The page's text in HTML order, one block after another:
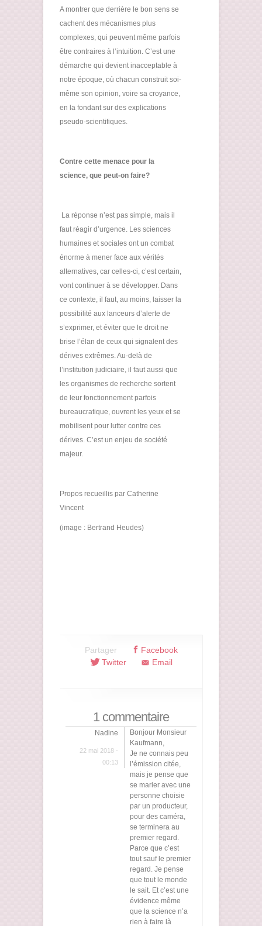
A montrer que derrière le bon sens se
cachent des mécanismes plus
complexes, qui peuvent même parfois
être contraires à l’intuition. C’est une
démarche qui devient inacceptable à
notre époque, où chacun construit soi-
même son opinion, voire sa croyance,
en la fondant sur des explications
pseudo-scientifiques.
Contre cette menace pour la
science, que peut-on faire?
La réponse n’est pas simple, mais il
faut réagir d’urgence. Les sciences
humaines et sociales ont un combat
énorme à mener face aux vérités
alternatives, car celles-ci, c’est certain,
vont continuer à se développer. Dans
ce contexte, il faut, au moins, laisser la
possibilité aux lanceurs d’alerte de
s’exprimer, et éviter que le droit ne
brise l’élan de ceux qui signalent des
dérives extrêmes. Au-delà de
l’institution judiciaire, il faut aussi que
les organismes de recherche sortent
de leur fonctionnement parfois
bureaucratique, ouvrent les yeux et se
mobilisent pour lutter contre ces
dérives. C’est un enjeu de société
majeur.
Propos recueillis par Catherine
Vincent
(image : Bertrand Heudes)
Partager
Facebook
Twitter
Email
1 commentaire
Nadine
22 mai 2018 -
00:13
Bonjour Monsieur
Kaufmann,
Je ne connais peu
l’émission citée,
mais je pense que
se marier avec une
personne choisie
par un producteur,
pour des caméra,
se terminera au
premier regard.
Parce que c’est
tout sauf le premier
regard. Je pense
que tout le monde
le sait. Et c’est une
évidence même
que la science n’a
rien à faire là